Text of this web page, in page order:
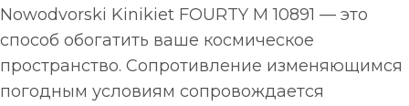
Nowodvorski Kinikiet FOURTY M 10891 — это
способ обогатить ваше космическое
пространство. Сопротивление изменяющимся
погодным условиям сопровождается